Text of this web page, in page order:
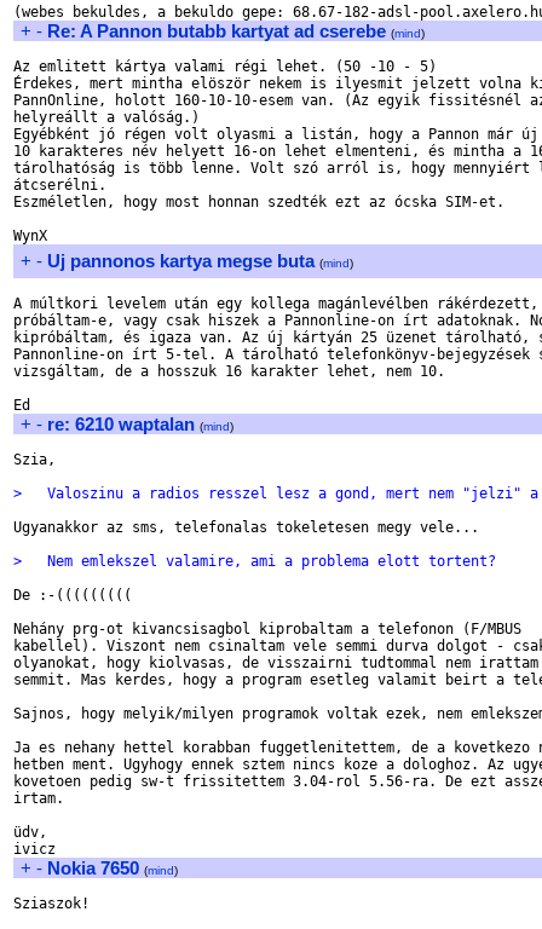
+ - Re: A Pannon butabb kartyat ad cserebe (mind)
Az emlitett kártya valami régi lehet. (50 -10 - 5)
Érdekes, mert mintha elöször nekem is ilyesmit jelzett volna
PannOnline, holott 160-10-10-esem van. (Az egyik fissitésnél
helyreállt a valóság.)
Egyébként jó régen volt olyasmi a listán, hogy a Pannon már
10 karakteres név helyett 16-on lehet elmenteni, és mintha a
tárolhatóság is több lenne. Volt szó arról is, hogy mennyiért
átcserélni.
Eszméletlen, hogy most honnan szedték ezt az ócska SIM-et.
+ - Uj pannonos kartya megse buta (mind)
A múltkori levelem után egy kollega magánlevélben
próbáltam-e, vagy csak hiszek a Pannonline-on írt adatoknak.
kipróbáltam, és igaza van. Az új kártyán 25 üzenet tárolható,
Pannonline-on írt 5-tel. A tárolható telefonkönyv-bejegyzések
vizsgáltam, de a hosszuk 16 karakter lehet, nem 10.
+ - re: 6210 waptalan (mind)
Szia,
>   Valoszinu a radios resszel lesz a gond, mert nem "jelzi" a
Ugyanakkor az sms, telefonalas tokeletesen megy vele...
>   Nem emlekszel valamire, ami a problema elott tortent?
De :-(((((((((
Nehány prg-ot kivancsisagbol kiprobaltam a telefonon (F/MBUS
kabellel). Viszont nem csinaltam vele semmi durva dolgot -
olyanokat, hogy kiolvasas, de visszairni tudtommal nem
semmit. Mas kerdes, hogy a program esetleg valamit beirt a
Sajnos, hogy melyik/milyen programok voltak ezek, nem
Ja es nehany hettel korabban fuggetlenitettem, de a kovetkezo
hetben ment. Ugyhogy ennek sztem nincs koze a dologhoz. Az
kovetoen pedig sw-t frissitettem 3.04-rol 5.56-ra. De ezt
irtam.
üdv,
+ - Nokia 7650 (mind)
Sziaszok!